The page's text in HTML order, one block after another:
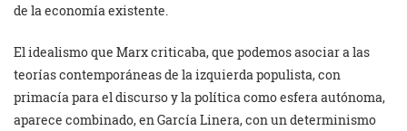
de la economía existente.
El idealismo que Marx criticaba, que podemos asociar a las
teorías contemporáneas de la izquierda populista, con
primacía para el discurso y la política como esfera autónoma,
aparece combinado, en García Linera, con un determinismo